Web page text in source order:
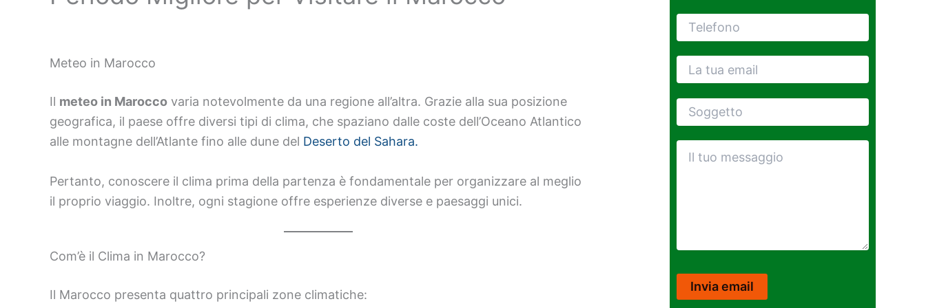
Meteo in Marocco
Il meteo in Marocco varia notevolmente da una regione all’altra. Grazie alla sua posizione
geografica, il paese offre diversi tipi di clima, che spaziano dalle coste dell’Oceano Atlantico
alle montagne dell’Atlante fino alle dune del Deserto del Sahara.
Pertanto, conoscere il clima prima della partenza è fondamentale per organizzare al meglio
il proprio viaggio. Inoltre, ogni stagione offre esperienze diverse e paesaggi unici.
Com’è il Clima in Marocco?
Il Marocco presenta quattro principali zone climatiche: